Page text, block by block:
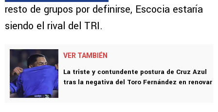
resto de grupos por definirse, Escocia estaría
siendo el rival del TRI.
VER TAMBIÉN
La triste y contundente postura de Cruz Azul
tras la negativa del Toro Fernández en renovar